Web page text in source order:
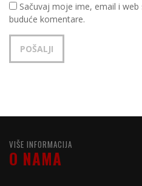
Sačuvaj moje ime, email i
buduće komentare.
VIŠE INFORMACIJA
O NAMA